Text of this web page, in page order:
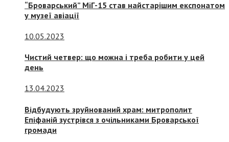
“Броварський” МіГ-15 став найстарішим експонатом
у музеї авіації
10.05.2023
Чистий четвер: що можна і треба робити у цей
день
13.04.2023
Відбудують зруйнований храм: митрополит
Епіфаній зустрівся з очільниками Броварської
громади